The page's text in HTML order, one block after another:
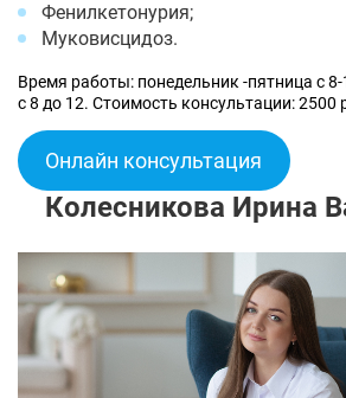
Фенилкетонурия;
Муковисцидоз.
Время работы: понедельник -пятница с 8-
с 8 до 12. Стоимость консультации: 2500
Онлайн консультация
Колесникова Ирина